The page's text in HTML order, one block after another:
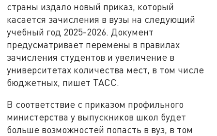
страны издало новый приказ, который
касается зачисления в вузы на следующий
учебный год 2025-2026. Документ
предусматривает перемены в правилах
зачисления студентов и увеличение в
университетах количества мест, в том числе
бюджетных, пишет ТАСС.
В соответствие с приказом профильного
министерства у выпускников школ будет
больше возможностей попасть в вуз, в том